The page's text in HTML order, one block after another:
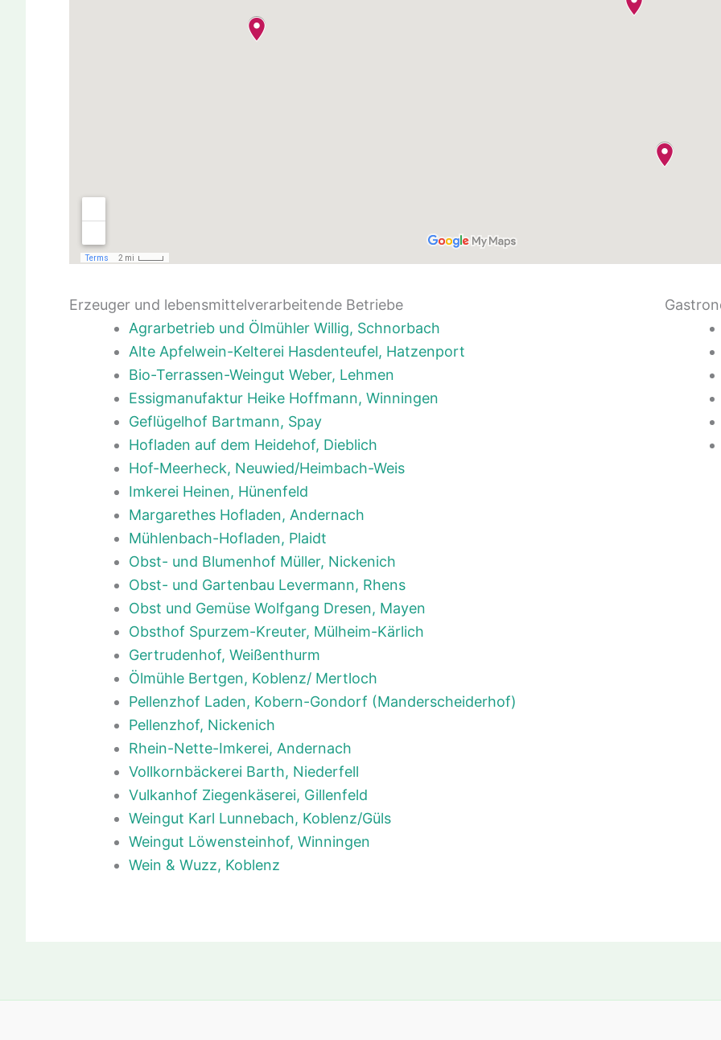
Erzeuger und lebensmittelverarbeitende Betriebe
Agrarbetrieb und Ölmühler Willig, Schnorbach
Alte Apfelwein-Kelterei Hasdenteufel, Hatzenport
Bio-Terrassen-Weingut Weber, Lehmen
Essigmanufaktur Heike Hoffmann, Winningen
Geflügelhof Bartmann, Spay
Hofladen auf dem Heidehof, Dieblich
Hof-Meerheck, Neuwied/Heimbach-Weis
Imkerei Heinen, Hünenfeld
Margarethes Hofladen, Andernach
Mühlenbach-Hofladen, Plaidt
Obst- und Blumenhof Müller, Nickenich
Obst- und Gartenbau Levermann, Rhens
Obst und Gemüse Wolfgang Dresen, Mayen
Obsthof Spurzem-Kreuter, Mülheim-Kärlich
Gertrudenhof, Weißenthurm
Ölmühle Bertgen, Koblenz/ Mertloch
Pellenzhof Laden, Kobern-Gondorf (Manderscheiderhof)
Pellenzhof, Nickenich
Rhein-Nette-Imkerei, Andernach
Vollkornbäckerei Barth, Niederfell
Vulkanhof Ziegenkäserei, Gillenfeld
Weingut Karl Lunnebach, Koblenz/Güls
Weingut Löwensteinhof, Winningen
Wein & Wuzz, Koblenz